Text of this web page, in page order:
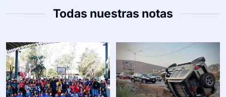
Todas nuestras notas